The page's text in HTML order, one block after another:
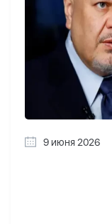
9 июня 2026